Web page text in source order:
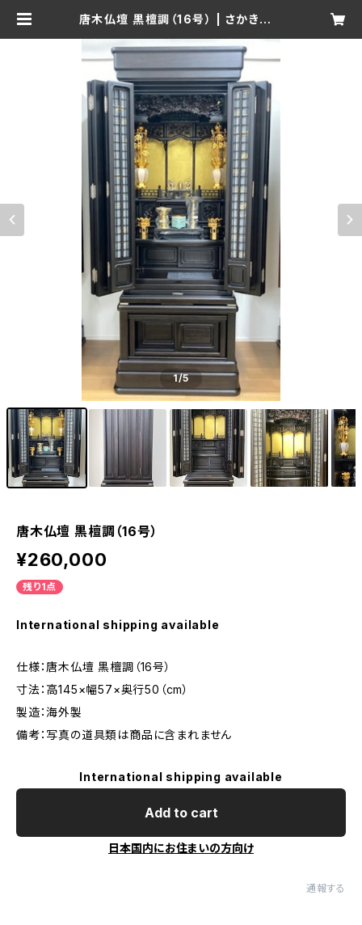
唐木仏壇 黒檀調（16号） | さかきばら
1/5
唐木仏壇 黒檀調（16号）
¥260,000
残り1点
International shipping available
仕様：唐木仏壇 黒檀調（16号）
寸法：高145×幅57×奥行50（cm）
製造：海外製
備考：写真の道具類は商品に含まれません
International shipping available
Add to cart
日本国内にお住まいの方向け
通報する